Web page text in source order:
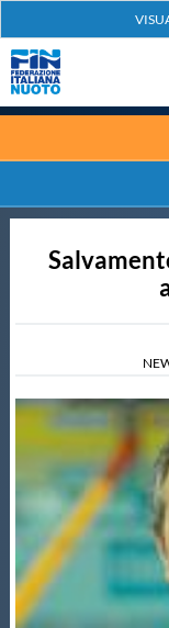
Nuoto
Tuffi
Fondo
Master
Formazione